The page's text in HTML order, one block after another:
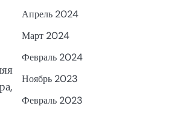
Апрель 2024
Март 2024
Февраль 2024
Ноябрь 2023
Февраль 2023